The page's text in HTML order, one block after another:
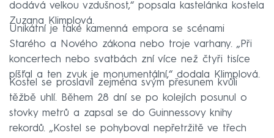
dodává velkou vzdušnost,“ popsala kastelánka kostela
Zuzana Klimplová.
Unikátní je také kamenná empora se scénami
Starého a Nového zákona nebo troje varhany. „Při
koncertech nebo svatbách zní více než čtyři tisíce
píšťal a ten zvuk je monumentální,“ dodala Klimplová.
Kostel se proslavil zejména svým přesunem kvůli
těžbě uhlí. Během 28 dní se po kolejích posunul o
stovky metrů a zapsal se do Guinnessovy knihy
rekordů. „Kostel se pohyboval nepřetržitě ve třech